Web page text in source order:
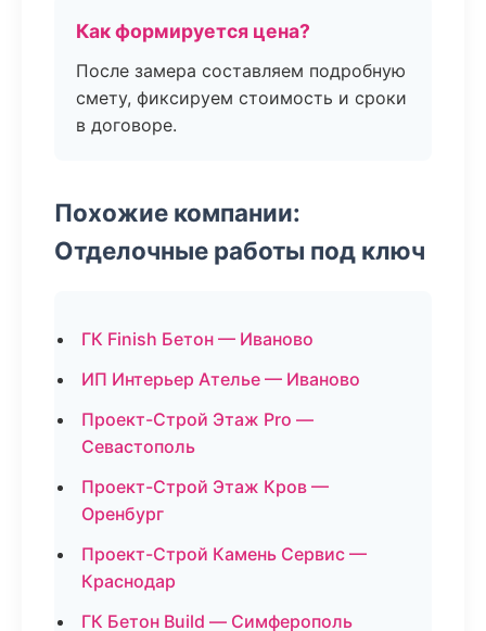
Как формируется цена?
После замера составляем подробную
смету, фиксируем стоимость и сроки
в договоре.
Похожие компании:
Отделочные работы под ключ
ГК Finish Бетон — Иваново
ИП Интерьер Ателье — Иваново
Проект-Строй Этаж Pro —
Севастополь
Проект-Строй Этаж Кров —
Оренбург
Проект-Строй Камень Сервис —
Краснодар
ГК Бетон Build — Симферополь